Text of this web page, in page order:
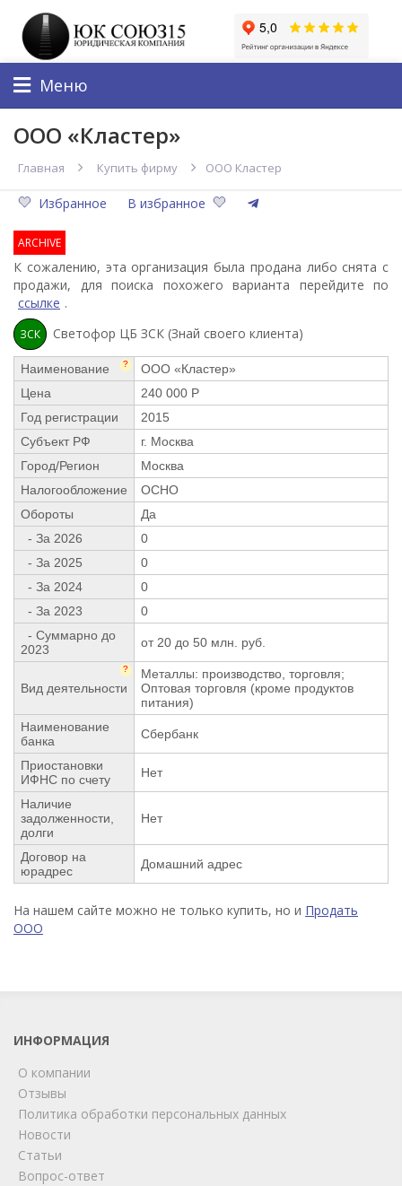
Меню
ООО «Кластер»
Главная Купить фирму ООО Кластер
Избранное В избранное
ARCHIVE
К сожалению, эта организация была продана либо снята с
продажи, для поиска похожего варианта перейдите по
ссылке .
ЗСК Светофор ЦБ ЗСК (Знай своего клиента)
Наименование ?
ООО «Кластер»
Цена
240 000 Р
Год регистрации
2015
Субъект РФ
г. Москва
Город/Регион
Москва
Налогообложение
ОСНО
Обороты
Да
- За 2026
0
- За 2025
0
- За 2024
0
- За 2023
0
- Суммарно до
2023
от 20 до 50 млн. руб.
Вид деятельности
?
Металлы: производство, торговля;
Оптовая торговля (кроме продуктов
питания)
Наименование
банка
Сбербанк
Приостановки
ИФНС по счету
Нет
Наличие
задолженности,
долги
Нет
Договор на
юрадрес
Домашний адрес
На нашем сайте можно не только купить, но и Продать
ООО
ИНФОРМАЦИЯ
О компании
Отзывы
Политика обработки персональных данных
Новости
Статьи
Вопрос-ответ